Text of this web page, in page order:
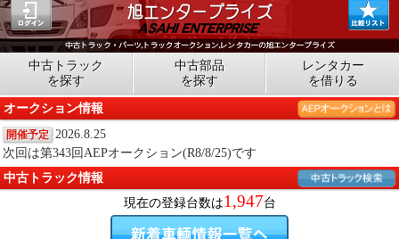
中古トラック
を探す
中古部品
を探す
レンタカー
を借りる
オークション情報
開催予定
2026.8.25
次回は第343回AEPオークション(R8/8/25)です
中古トラック情報
現在の登録台数は1,947台